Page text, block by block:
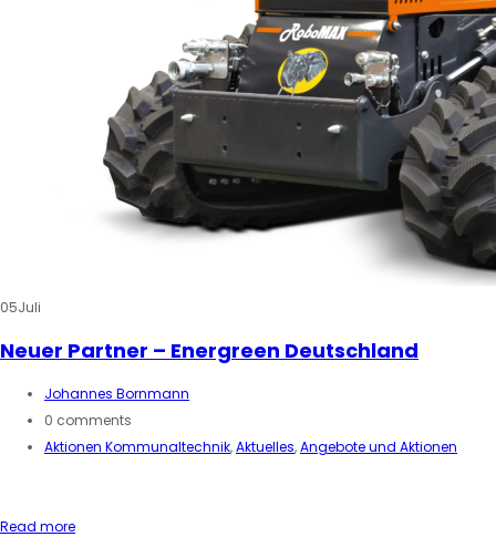
05Juli
Neuer Partner – Energreen Deutschland
Johannes Bornmann
0 comments
Aktionen Kommunaltechnik,Aktuelles,Angebote und Aktionen
Read more